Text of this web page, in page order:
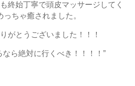
終始丁寧で頭皮マッサージしてく
っちゃ癒されました。
がとうございました！！！
ら絶対に行くべき！！！！”